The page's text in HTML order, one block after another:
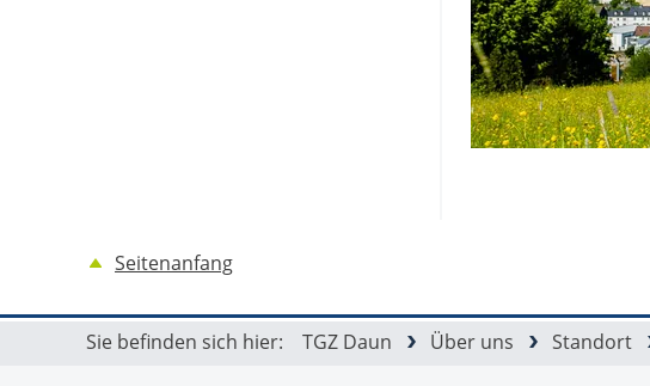
Seitenanfang
Sie befinden sich hier: TGZ Daun Über uns Standort